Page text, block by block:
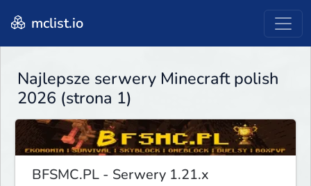
mclist.io
Najlepsze serwery Minecraft polish
2026 (strona 1)
BFSMC.PL - Serwery 1.21.x